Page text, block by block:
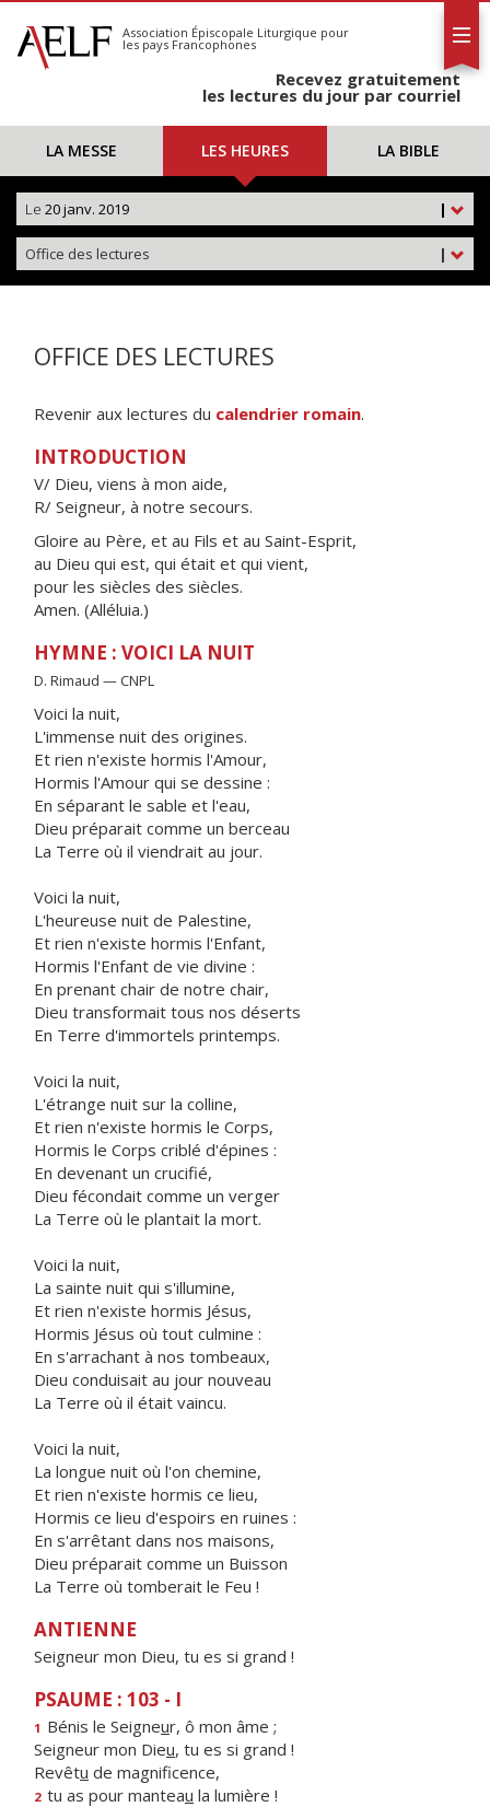
S'abonner
Calendrier
Association Épiscopale Liturgique pour
les pays Francophones
Recevez gratuitement
les lectures du jour par courriel
LA MESSE LES HEURES LA BIBLE
|
Le 20 janv. 2019
|
Office des lectures
OFFICE DES LECTURES
Revenir aux lectures du calendrier romain.
INTRODUCTION
V/ Dieu, viens à mon aide,
R/ Seigneur, à notre secours.
Gloire au Père, et au Fils et au Saint-Esprit,
au Dieu qui est, qui était et qui vient,
pour les siècles des siècles.
Amen. (Alléluia.)
HYMNE : VOICI LA NUIT
D. Rimaud — CNPL
Voici la nuit,
L'immense nuit des origines.
Et rien n'existe hormis l'Amour,
Hormis l'Amour qui se dessine :
En séparant le sable et l'eau,
Dieu préparait comme un berceau
La Terre où il viendrait au jour.
Voici la nuit,
L'heureuse nuit de Palestine,
Et rien n'existe hormis l'Enfant,
Hormis l'Enfant de vie divine :
En prenant chair de notre chair,
Dieu transformait tous nos déserts
En Terre d'immortels printemps.
Voici la nuit,
L'étrange nuit sur la colline,
Et rien n'existe hormis le Corps,
Hormis le Corps criblé d'épines :
En devenant un crucifié,
Dieu fécondait comme un verger
La Terre où le plantait la mort.
Voici la nuit,
La sainte nuit qui s'illumine,
Et rien n'existe hormis Jésus,
Hormis Jésus où tout culmine :
En s'arrachant à nos tombeaux,
Dieu conduisait au jour nouveau
La Terre où il était vaincu.
Voici la nuit,
La longue nuit où l'on chemine,
Et rien n'existe hormis ce lieu,
Hormis ce lieu d'espoirs en ruines :
En s'arrêtant dans nos maisons,
Dieu préparait comme un Buisson
La Terre où tomberait le Feu !
ANTIENNE
Seigneur mon Dieu, tu es si grand !
PSAUME : 103 - I
1 Bénis le Seigneur, ô mon âme ;
Seigneur mon Dieu, tu es si grand !
Revêtu de magnificence,
2 tu as pour manteau la lumière !